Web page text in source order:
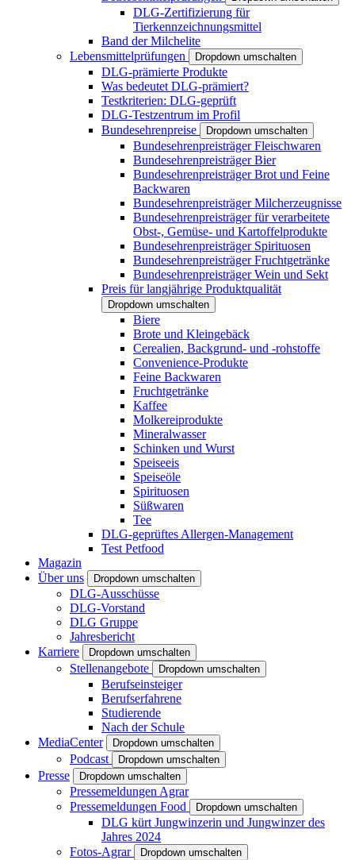
DLG-Zertifizierung für
Tierkennzeichnungsmittel
Band der Milchelite
Lebensmittelprüfungen
Dropdown umschalten
DLG-prämierte Produkte
Was bedeutet DLG-prämiert?
Testkriterien: DLG-geprüft
DLG-Testzentrum im Profil
Bundesehrenpreise
Dropdown umschalten
Bundesehrenpreisträger Fleischwaren
Bundesehrenpreisträger Bier
Bundesehrenpreisträger Brot und Feine
Backwaren
Bundesehrenpreisträger Milcherzeugnisse
Bundesehrenpreisträger für verarbeitete
Obst-, Gemüse- und Kartoffelprodukte
Bundesehrenpreisträger Spirituosen
Bundesehrenpreisträger Fruchtgetränke
Bundesehrenpreisträger Wein und Sekt
Preis für langjährige Produktqualität
Dropdown umschalten
Biere
Brote und Kleingebäck
Cerealien, Backgrund- und -rohstoffe
Convenience-Produkte
Feine Backwaren
Fruchtgetränke
Kaffee
Molkereiprodukte
Mineralwasser
Schinken und Wurst
Speiseeis
Speiseöle
Spirituosen
Süßwaren
Tee
DLG-geprüftes Allergen-Management
Test Petfood
Magazin
Über uns
Dropdown umschalten
DLG-Ausschüsse
DLG-Vorstand
DLG Gruppe
Jahresbericht
Karriere
Dropdown umschalten
Stellenangebote Dropdown umschalten
Berufseinsteiger
Berufserfahrene
Studierende
Nach der Schule
MediaCenter
Dropdown umschalten
Podcast Dropdown umschalten
Presse Dropdown umschalten
Pressemeldungen Agrar
Pressemeldungen Food
Dropdown umschalten
DLG kürt Jungwinzerin und Jungwinzer des
Jahres 2024
Fotos-Agrar
Dropdown umschalten